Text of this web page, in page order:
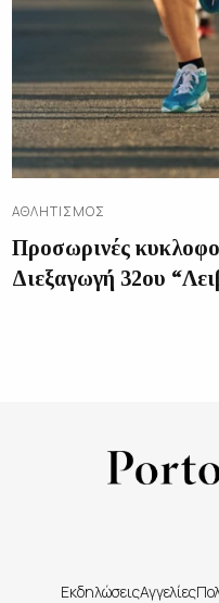
ΑΘΛΗΤΙΣΜΌΣ
Προσωρινές
Διεξαγωγή 32ου
ΕκδηλώσειςΑγγελίες